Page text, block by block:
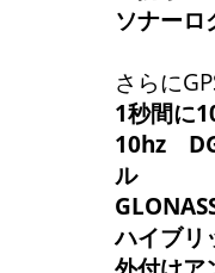
ソナー
さらに
1秒間に
10hz
ル
ハイブリ